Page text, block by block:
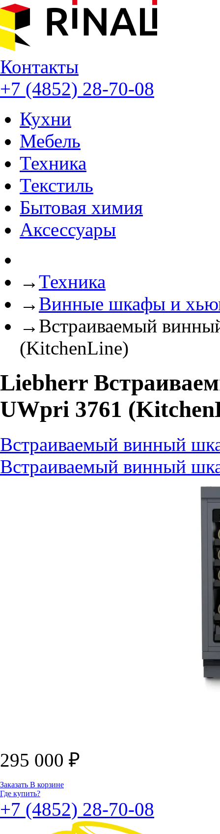
Контакты
+7 (4852) 28-70-08
Кухни
Мебель
Техника
Текстиль
Бытовая химия
Аксессуары
→Техника
→ Винные шкафы и
→ Встраиваемый
(KitchenLine)
Liebherr
UWpri 3761
Встраиваемый винный
Встраиваемый винный
295 000 ₽
Заказать В корзине
Где купить?
+7 (4852) 28-70-08